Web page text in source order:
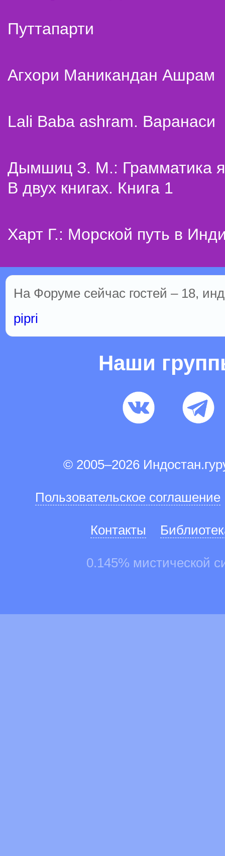
Путтапарти
Агхори Маникандан Ашрам
Lali Baba ashram. Варанаси
Дымшиц З. М.: Грамматика
В двух книгах. Книга 1
Харт Г.: Морской путь в
На Форуме сейчас гостей – 18,
pipri
Наши
© 2005–2026
Пользовательское соглашение
Контакты
0.145% мистической